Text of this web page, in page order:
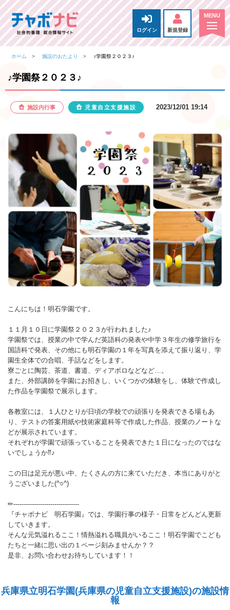
ログイン 新規登録
ホーム 施設のおたより ♪学園祭２０２３♪
♪学園祭２０２３♪
施設内行事 児童自立支援施設 2023/12/01 19:14
こんにちは！明石学園です。
１１月１０日に学園祭２０２３が行われました♪
学園祭では、授業の中で学んだ英語科の発表や中学３年生の修学旅行を
国語科で発表、その他にも明石学園の１年を写真を添えて振り返り、学
園生全体での合唱、手話などをします。
寮ごとに陶芸、茶道、書道、ディアボロなどなど…。
また、外部講師を学園にお招きし、いくつかの体験をし、体験で作成し
た作品を学園祭で展示します。
各教室には、１人ひとりが日頃の学校での頑張りを発表できる場もあ
り、テストの答案用紙や技術家庭科等で作成した作品、授業のノートな
どが展示されています。
それぞれが学園で頑張っていることを発表できた１日になったのではな
いでしょうか⁇♪
この日は足元が悪い中、たくさんの方に来ていただき、本当にありがと
うございました(^○^)
✏︎--------------------------------
『チャボナビ 明石学園』では、学園行事の様子・日常をどんどん更新
していきます。
そんな元気溢れるここ！情熱溢れる職員がいるここ！明石学園でこども
たちと一緒に思い出の１ページ刻みませんか？？
是非、お問い合わせお待ちしています！！
兵庫県立明石学園(兵庫県の児童自立支援施設)の施設情
報